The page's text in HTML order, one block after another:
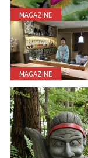
MAGAZINE
MAGAZINE